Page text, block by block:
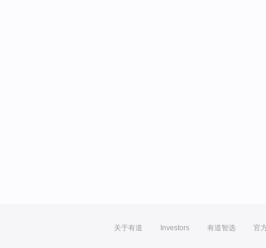
关于有道 Investors 有道智选 官